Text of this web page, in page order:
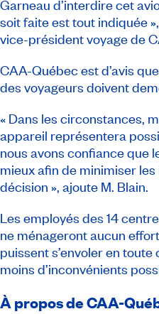
Garneau d’interdire cet
soit faite est tout indiquée
vice-président voyage de
CAA-Québec est d’avis
des voyageurs doivent
« Dans les circonstances,
appareil représentera
nous avons confiance que
mieux afin de minimiser
décision », ajoute M. Blain.
Les employés des 14
ne ménageront aucun
puissent s’envoler en
moins d’inconvénients
À propos de CAA-